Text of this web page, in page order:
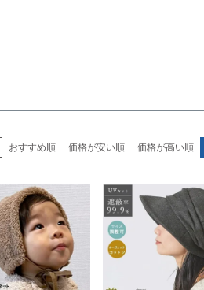
おすすめ順 価格が安い順 価格が高い順